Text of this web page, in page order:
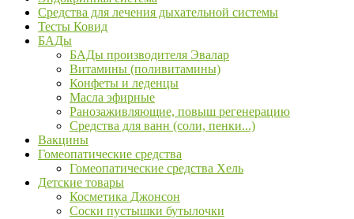
Средства для лечения дыхательной системы
Тесты Ковид
БАДы
БАДы производителя Эвалар
Витамины (поливитамины)
Конфеты и леденцы
Масла эфирные
Ранозаживляющие, повыш регенерацию
Средства для ванн (соли, пенки...)
Вакцины
Гомеопатические средства
Гомеопатические средства Хель
Детские товары
Косметика Джонсон
Соски пустышки бутылочки